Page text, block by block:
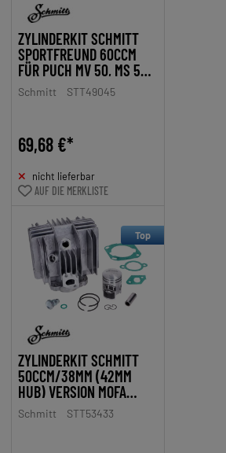
ZYLINDERKIT SCHMITT
SPORTFREUND 60CCM
FÜR PUCH MV 50, MS 50,
DS 50
Schmitt STT49045
69,68 €*
nicht lieferbar
AUF DIE MERKLISTE
Top
ZYLINDERKIT SCHMITT
50CCM/38MM (42MM
HUB) VERSION MOFA
25KM/H FÜR SACHS 504,
505, HERCULES PRIMA
Schmitt STT53433